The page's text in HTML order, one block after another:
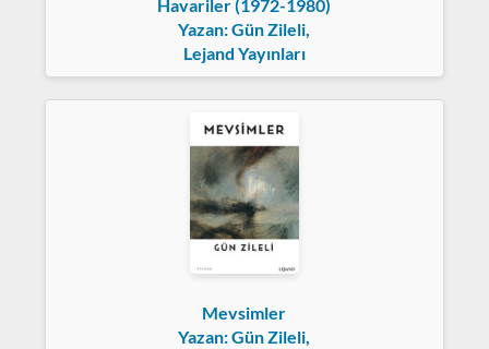
Havariler (1972-1980)
Yazan: Gün Zileli,
Lejand Yayınları
Mevsimler
Yazan: Gün Zileli,